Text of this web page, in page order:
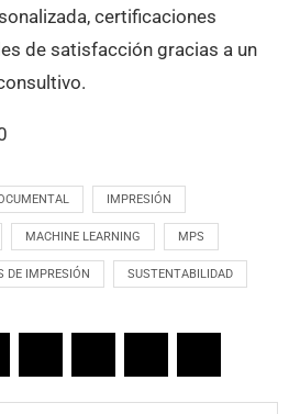
certificaciones
de satisfacción gracias a un
IMPRESIÓN
MACHINE LEARNING MPS
DE IMPRESIÓN SUSTENTABILIDAD